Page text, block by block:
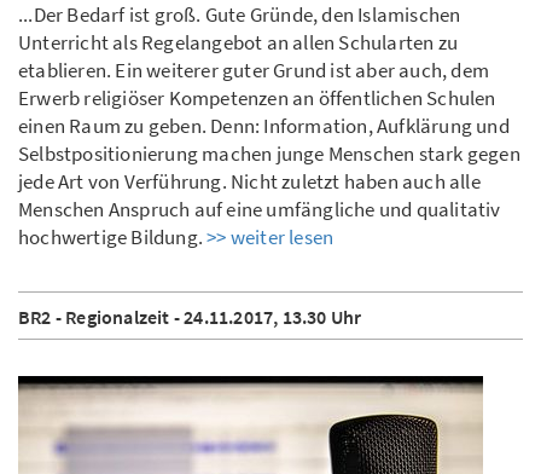
...Der Bedarf ist groß. Gute Gründe, den Islamischen
Unterricht als Regelangebot an allen Schularten zu
etablieren. Ein weiterer guter Grund ist aber auch, dem
Erwerb religiöser Kompetenzen an öffentlichen Schulen
einen Raum zu geben. Denn: Information, Aufklärung und
Selbstpositionierung machen junge Menschen stark gegen
jede Art von Verführung. Nicht zuletzt haben auch alle
Menschen Anspruch auf eine umfängliche und qualitativ
hochwertige Bildung.>> weiter lesen
BR2 - Regionalzeit - 24.11.2017, 13.30 Uhr